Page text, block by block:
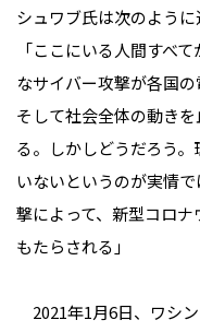
シュワブ氏は次のように
「ここにいる人間すべ
なサイバー攻撃が各国
そして社会全体の動き
る。しかしどうだろう
いないというのが実情
撃によって、新型コロ
もたらされる」
2021年1月6日、ワシ